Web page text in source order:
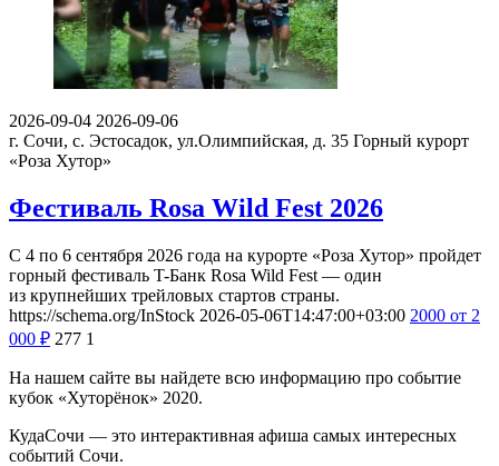
2026-09-04 2026-09-06
г. Сочи, с. Эстосадок, ул.Олимпийская, д. 35 Горный курорт
«Роза Хутор»
Фестиваль Rosa Wild Fest 2026
С 4 по 6 сентября 2026 года на курорте «Роза Хутор» пройдет
горный фестиваль T-Банк Rosa Wild Fest — один
из крупнейших трейловых стартов страны.
https://schema.org/InStock 2026-05-06T14:47:00+03:00 2000 от 2
000 ₽ 277 1
На нашем сайте вы найдете всю информацию про событие
кубок «Хуторёнок» 2020.
КудаСочи — это интерактивная афиша самых интересных
событий Сочи.